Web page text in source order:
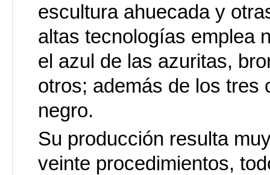
escultura ahuecada y
altas tecnologías emplea
el azul de las azuritas,
otros; además de los tres
negro.
Su producción resulta
veinte procedimientos,